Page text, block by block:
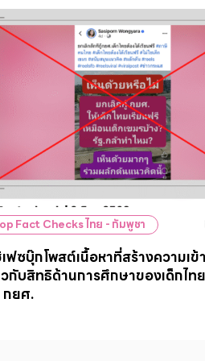
Fact Checks ไทย - กัมพูชา
ฟซบุ๊กโพสต์เนื้อหาที่สร้างความเข้
กับสิทธิด้านการศึกษาของเด็กไท
กยศ.